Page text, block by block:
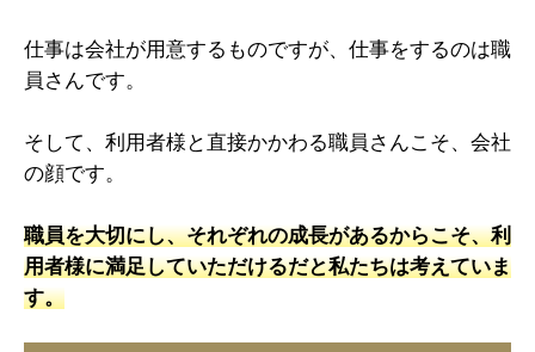
仕事は会社が用意するものですが、仕事をするのは職
員さんです。
そして、利用者様と直接かかわる職員さんこそ、会社
の顔です。
職員を大切にし、それぞれの成長があるからこそ、利
用者様に満足していただけるだと私たちは考えていま
す。